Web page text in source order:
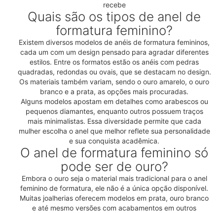
recebe
Quais são os tipos de anel de
formatura feminino?
Existem diversos modelos de anéis de formatura femininos,
cada um com um design pensado para agradar diferentes
estilos. Entre os formatos estão os anéis com pedras
quadradas, redondas ou ovais, que se destacam no design.
Os materiais também variam, sendo o ouro amarelo, o ouro
branco e a prata, as opções mais procuradas.
Alguns modelos apostam em detalhes como arabescos ou
pequenos diamantes, enquanto outros possuem traços
mais minimalistas. Essa diversidade permite que cada
mulher escolha o anel que melhor reflete sua personalidade
e sua conquista acadêmica.
O anel de formatura feminino só
pode ser de ouro?
Embora o ouro seja o material mais tradicional para o anel
feminino de formatura, ele não é a única opção disponível.
Muitas joalherias oferecem modelos em prata, ouro branco
e até mesmo versões com acabamentos em outros